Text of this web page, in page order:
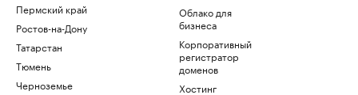
Пермский край
Ростов-на-Дону
Татарстан
Тюмень
Черноземье
Облако для
бизнеса
Корпоративный
регистратор
доменов
Хостинг